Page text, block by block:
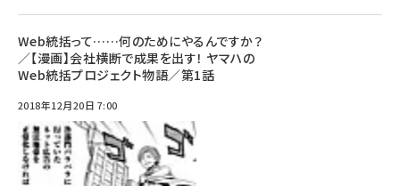
Web統括って……何のためにやるんですか？
／【漫画】会社横断で成果を出す！ ヤマハの
Web統括プロジェクト物語／第1話
2018年12月20日 7:00